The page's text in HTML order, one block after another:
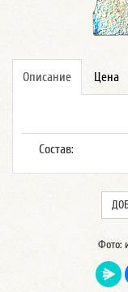
Описание Цена
Состав:
Фото: